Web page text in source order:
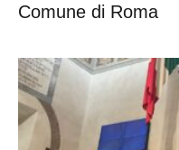
Comune di Roma